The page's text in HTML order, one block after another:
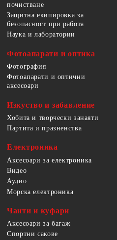
почистване
Защитна екипировка за
безопасност при работа
Наука и лаборатории
Фотоапарати и оптика
Фотография
Фотоапарати и оптични
аксесоари
Изкуство и забавление
Хобита и творчески занаяти
Партита и празненства
Електроника
Аксесоари за електроника
Видео
Аудио
Морска електроника
Чанти и куфари
Аксесоари за багаж
Спортни сакове